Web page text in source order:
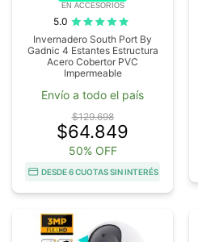
EN ACCESORIOS
5.0
Invernadero South Port By
Gadnic 4 Estantes Estructura
Acero Cobertor PVC
Impermeable
Envío a todo el país
$129.698
$64.849
50% OFF
DESDE 6 CUOTAS SIN INTERÉS